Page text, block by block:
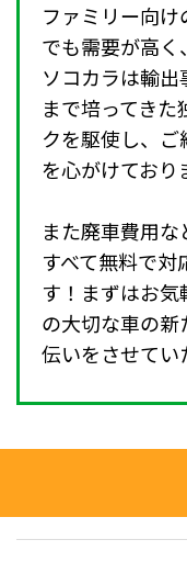
ファミリー向
でも需要が高く
ソコカラは輸
まで培ってき
クを駆使し、
を心がけており
また廃車費用
すべて無料で対
す！まずはお
の大切な車の
伝いをさせてい